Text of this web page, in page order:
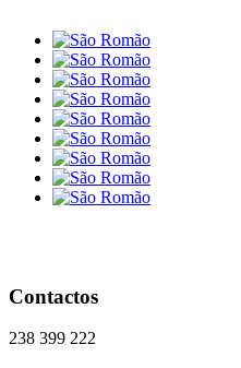
Contactos
238 399 222